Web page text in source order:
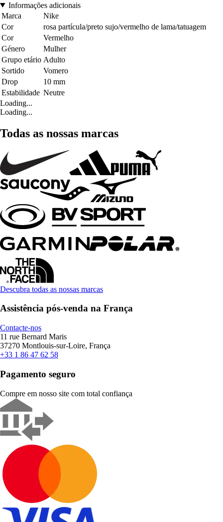
Informações adicionais
Marca
Nike
Cor
rosa partícula/preto sujo/vermelho de lama/tatuagem
Cor
Vermelho
Género
Mulher
Grupo etário Adulto
Sortido
Vomero
Drop
10 mm
Estabilidade Neutre
Loading...
Loading...
Todas as nossas marcas
Descubra todas as nossas marcas
Assistência pós-venda na França
Contacte-nos
11 rue Bernard Maris
37270 Montlouis-sur-Loire, França
+33 1 86 47 62 58
Pagamento seguro
Compre em nosso site com total confiança